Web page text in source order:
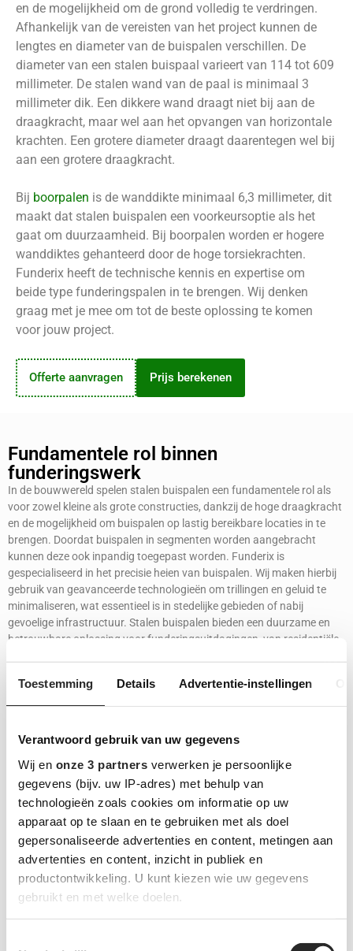
Toestemming Details Advertentie-instellingen
Verantwoord gebruik van uw gegevens
Wij en onze 3 partners verwerken je persoonlijke
gegevens (bijv. uw IP-adres) met behulp van
technologieën zoals cookies om informatie op uw
apparaat op te slaan en te gebruiken met als doel
gepersonaliseerde advertenties en content, metingen aan
advertenties en content, inzicht in publiek en
productontwikkeling. U kunt kiezen wie uw gegevens
gebruikt en met welke doelen.
en de mogelijkheid om de grond volledig te verdringen.
Afhankelijk van de vereisten van het project kunnen de
lengtes en diameter van de buispalen verschillen. De
diameter van een stalen buispaal varieert van 114 tot 609
millimeter. De stalen wand van de paal is minimaal 3
millimeter dik. Een dikkere wand draagt niet bij aan de
draagkracht, maar wel aan het opvangen van horizontale
krachten. Een grotere diameter draagt daarentegen wel bij
aan een grotere draagkracht.
Bij boorpalen is de wanddikte minimaal 6,3 millimeter, dit
maakt dat stalen buispalen een voorkeursoptie als het
gaat om duurzaamheid. Bij boorpalen worden er hogere
wanddiktes gehanteerd door de hoge torsiekrachten.
Funderix heeft de technische kennis en expertise om
beide type funderingspalen in te brengen. Wij denken
graag met je mee om tot de beste oplossing te komen
voor jouw project.
Offerte aanvragen Prijs berekenen
Fundamentele rol binnen
funderingswerk
In de bouwwereld spelen stalen buispalen een fundamentele rol als
voor zowel kleine als grote constructies, dankzij de hoge draagkracht
en de mogelijkheid om buispalen op lastig bereikbare locaties in te
brengen. Doordat buispalen in segmenten worden aangebracht
kunnen deze ook inpandig toegepast worden. Funderix is
gespecialiseerd in het precisie heien van buispalen. Wij maken hierbij
gebruik van geavanceerde technologieën om trillingen en geluid te
minimaliseren, wat essentieel is in stedelijke gebieden of nabij
gevoelige infrastructuur. Stalen buispalen bieden een duurzame en
betrouwbare oplossing voor funderingsuitdagingen, van residentiële
milieubewust bouwen.
Bel ons op Prijs berekenen